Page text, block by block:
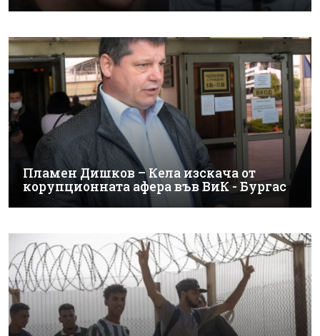
Пламен Дишков – Кела изскача от
корупционната афера във ВиК - Бургас